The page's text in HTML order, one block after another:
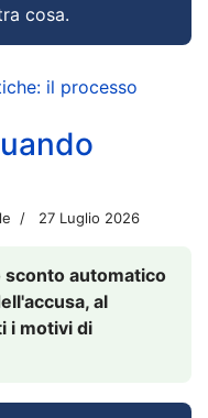
cosa.
il processo
27 Luglio 2026
sconto automatico
al
i motivi di